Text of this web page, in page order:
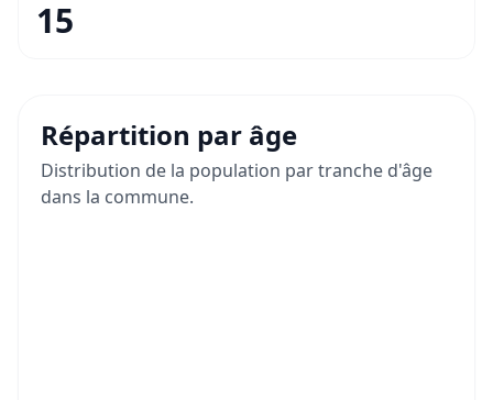
15
Répartition par âge
Distribution de la population par tranche d'âge
dans la commune.